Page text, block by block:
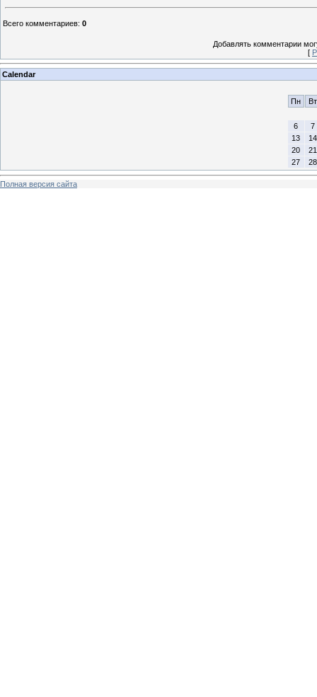
Всего комментариев: 0
Добавлять комментарии
[
Calendar
Пн Вт
6
7
13
14
20
21
27
28
Полная версия сайта